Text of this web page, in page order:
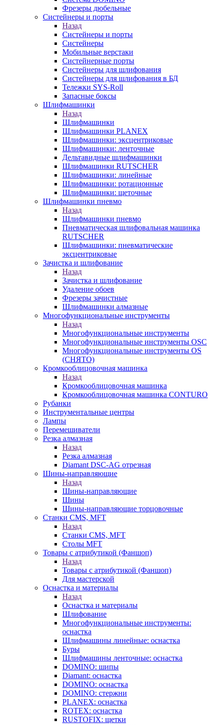
Фрезеры дюбельные
Систейнеры и порты
Назад
Систейнеры и порты
Систейнеры
Мобильные верстаки
Систейнерные порты
Систейнеры для шлифования
Систейнеры для шлифования в БД
Тележки SYS-Roll
Запасные боксы
Шлифмашинки
Назад
Шлифмашинки
Шлифмашинки PLANEX
Шлифмашинки: эксцентриковые
Шлифмашинки: ленточные
Дельтавидные шлифмашинки
Шлифмашинки RUTSCHER
Шлифмашинки: линейные
Шлифмашинки: ротационные
Шлифмашинки: щеточные
Шлифмашинки пневмо
Назад
Шлифмашинки пневмо
Пневматическая шлифовальная машинка
RUTSCHER
Шлифмашинки: пневматические
эксцентриковые
Зачистка и шлифование
Назад
Зачистка и шлифование
Удаление обоев
Фрезеры зачистные
Шлифмашинки алмазные
Многофункциональные инструменты
Назад
Многофункциональные инструменты
Многофункциональные инструменты OSC
Многофункциональные инструменты OS
(СНЯТО)
Кромкооблицовочная машинка
Назад
Кромкооблицовочная машинка
Кромкооблицовочная машинка CONTURO
Рубанки
Инструментальные центры
Лампы
Перемешиватели
Резка алмазная
Назад
Резка алмазная
Diamant DSC-AG отрезная
Шины-направляющие
Назад
Шины-направляющие
Шины
Шины-направляющие торцовочные
Станки CMS, MFT
Назад
Станки CMS, MFT
Столы MFT
Товары с атрибутикой (Фаншоп)
Назад
Товары с атрибутикой (Фаншоп)
Для мастерской
Оснастка и материалы
Назад
Оснастка и материалы
Шлифование
Многофункциональные инструменты:
оснастка
Шлифмашины линейные: оснастка
Буры
Шлифмашины ленточные: оснастка
DOMINO: шипы
Diamant: оснастка
DOMINO: оснастка
DOMINO: стержни
PLANEX: оснастка
ROTEX: оснастка
RUSTOFIX: щетки